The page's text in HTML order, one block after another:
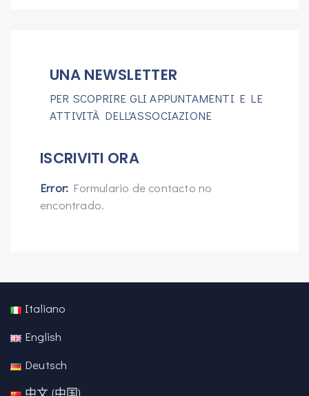
UNA NEWSLETTER
PER SCOPRIRE GLI APPUNTAMENTI E LE
ATTIVITÀ DELL'ASSOCIAZIONE
ISCRIVITI ORA
Error: Formulario de contacto no
encontrado.
Italiano
English
Deutsch